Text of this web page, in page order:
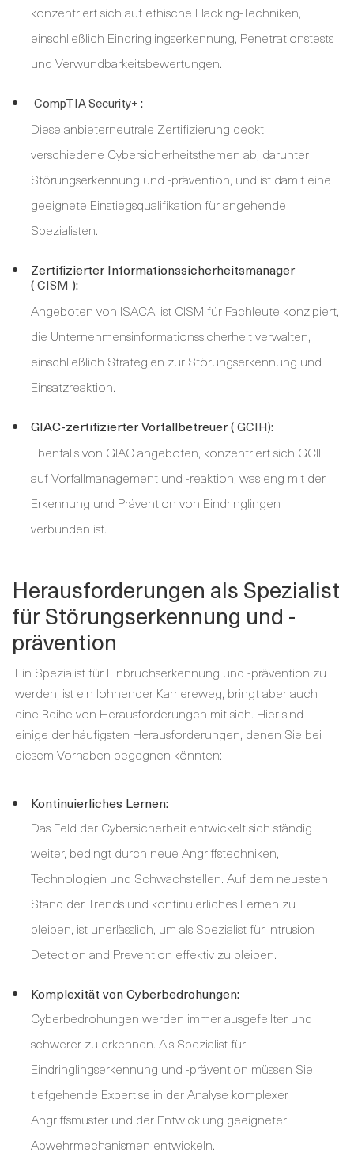
konzentriert sich auf ethische Hacking-Techniken,
einschließlich Eindringlingserkennung, Penetrationstests
und Verwundbarkeitsbewertungen.
CompTIA Security+ :
Diese anbieterneutrale Zertifizierung deckt
verschiedene Cybersicherheitsthemen ab, darunter
Störungserkennung und -prävention, und ist damit eine
geeignete Einstiegsqualifikation für angehende
Spezialisten.
Zertifizierter Informationssicherheitsmanager
(CISM ):
Angeboten von ISACA, ist CISM für Fachleute konzipiert,
die Unternehmensinformationssicherheit verwalten,
einschließlich Strategien zur Störungserkennung und
Einsatzreaktion.
GIAC-zertifizierter Vorfallbetreuer (GCIH):
Ebenfalls von GIAC angeboten, konzentriert sich GCIH
auf Vorfallmanagement und -reaktion, was eng mit der
Erkennung und Prävention von Eindringlingen
verbunden ist.
Herausforderungen als Spezialist
für Störungserkennung und -
prävention
Ein Spezialist für Einbruchserkennung und -prävention zu
werden, ist ein lohnender Karriereweg, bringt aber auch
eine Reihe von Herausforderungen mit sich. Hier sind
einige der häufigsten Herausforderungen, denen Sie bei
diesem Vorhaben begegnen könnten:
Kontinuierliches Lernen:
Das Feld der Cybersicherheit entwickelt sich ständig
weiter, bedingt durch neue Angriffstechniken,
Technologien und Schwachstellen. Auf dem neuesten
Stand der Trends und kontinuierliches Lernen zu
bleiben, ist unerlässlich, um als Spezialist für Intrusion
Detection and Prevention effektiv zu bleiben.
Komplexität von Cyberbedrohungen:
Cyberbedrohungen werden immer ausgefeilter und
schwerer zu erkennen. Als Spezialist für
Eindringlingserkennung und -prävention müssen Sie
tiefgehende Expertise in der Analyse komplexer
Angriffsmuster und der Entwicklung geeigneter
Abwehrmechanismen entwickeln.